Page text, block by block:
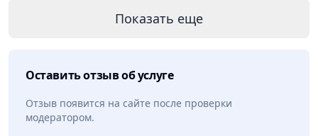
Показать еще
Оставить отзыв об услуге
Отзыв появится на сайте после проверки
модератором.